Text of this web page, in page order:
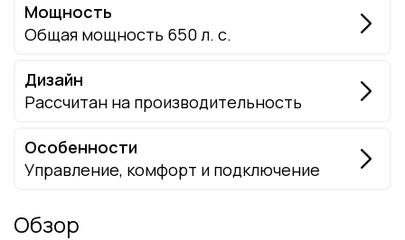
Мощность
Общая мощность 650 л. с.
Дизайн
Рассчитан на производительность
Особенности
Управление, комфорт и подключение
Обзор